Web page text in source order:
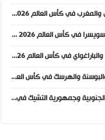
موعد مباراة البرازيل والمغرب في كأس العالم 2026 والقنوات الناقلة
موعد مباراة قطر وسويسرا في كأس العالم 2026 والقنوات الناقلة
موعد مباراة أمريكا والباراغواي في كأس العالم 2026 والقنوات الناقلة
موعد مباراة كندا والبوسنة والهرسك في كأس العالم 2026 والقنوات الناقلة
موعد مباراة كوريا الجنوبية وجمهورية التشيك في كأس العالم 2026 والقنوات الناقلة